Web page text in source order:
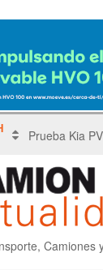
X Tronada
Camiones